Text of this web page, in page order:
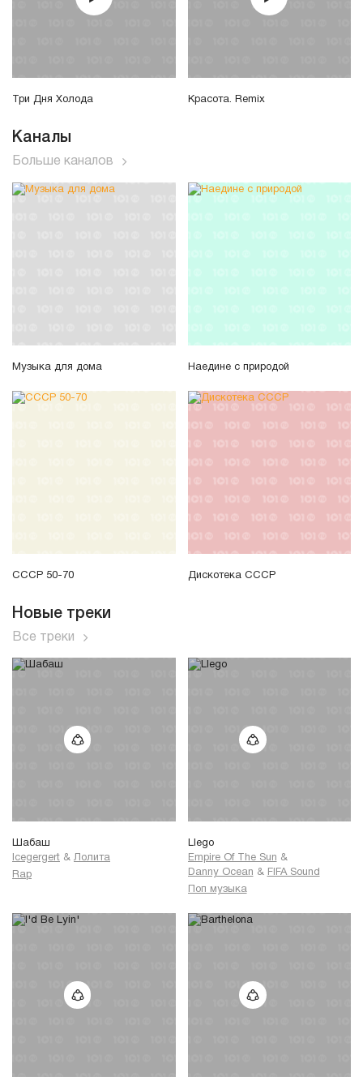
Три Дня Холода Красота. Remix
Каналы
Больше каналов
Музыка для дома Наедине с природой
СССР 50-70 Дискотека СССР
Новые треки
Все треки
Шабаш
Icegergert & Лолита
Rap
Llego
Empire Of The Sun &
Danny Ocean & FIFA Sound
Поп музыка